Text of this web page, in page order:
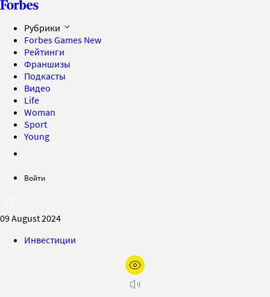
Рубрики
Forbes Games New
Рейтинги
Франшизы
Подкасты
Видео
Life
Woman
Sport
Young
Войти
09 August 2024
Инвестиции